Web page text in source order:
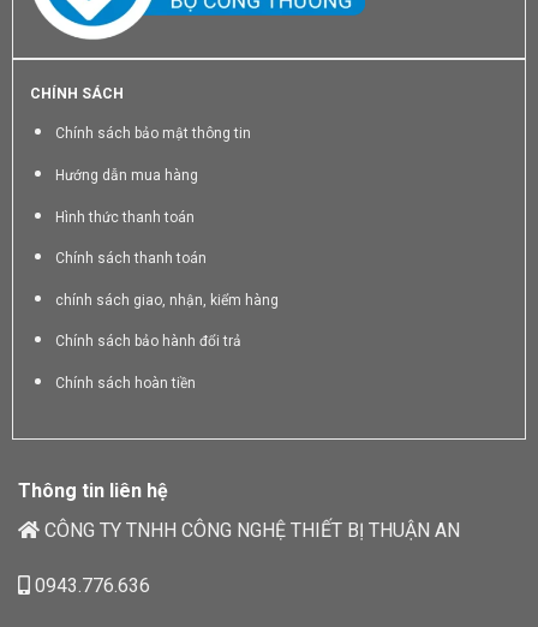
CHÍNH SÁCH
Chính sách bảo mật thông tin
Hướng dẫn mua hàng
Hình thức thanh toán
Chính sách thanh toán
chính sách giao, nhận, kiểm hàng
Chính sách bảo hành đổi trả
Chính sách hoàn tiền
Thông tin liên hệ
CÔNG TY TNHH CÔNG NGHỆ THIẾT BỊ THUẬN AN
0943.776.636